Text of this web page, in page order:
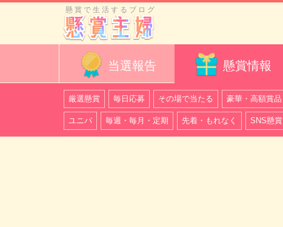
懸賞で生活するブログ
当選報告 懸賞情報
厳選懸賞 毎日応募 その場で当たる 豪華・高額賞品
ユニバ 毎週・毎月・定期 先着・もれなく SNS懸賞